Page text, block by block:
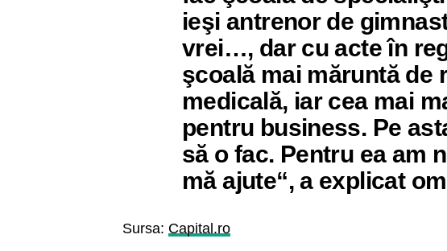
ieşi antrenor de
vrei…, dar cu acte în
şcoală mai măruntă de
medicală, iar cea mai
pentru business. Pe
să o fac. Pentru ea am
mă ajute“, a explicat
Sursa: Capital.ro